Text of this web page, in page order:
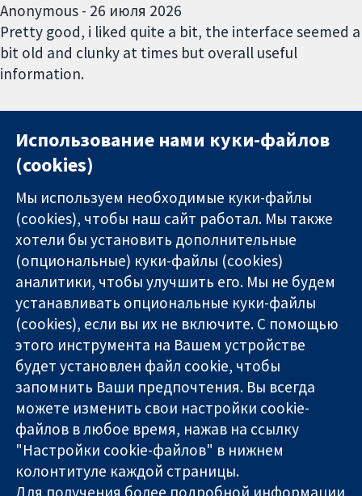
Anonymous - 26 июля 2026
Pretty good, i liked quite a bit, the interface seemed a
bit old and clunky at times but overall useful
information.
1 2 3 4 5 6 7 8 9 …
Надёжные
доказательства
Информированные
решения
Во благо
здоровья
11-13 Cavendish
Square
London
W1G 0AN
United Kingdom
Связаться с
нами
Новости
Пресс-
служба
О нас
Работа
Cochrane
Library
Использование нами куки-файлов
(cookies)
Мы используем необходимые куки-файлы
(cookies), чтобы наш сайт работал. Мы также
хотели бы установить дополнительные
(опциональные) куки-файлы (cookies)
аналитики, чтобы улучшить его. Мы не будем
устанавливать опциональные куки-файлы
(cookies), если вы их не включите. С помощью
этого инструмента на Вашем устройстве
будет установлен файл cookie, чтобы
запомнить Ваши предпочтения. Вы всегда
можете изменить свои настройки cookie-
файлов в любое время, нажав на ссылку
"Настройки cookie-файлов" в нижнем
колонтитуле каждой страницы.
Для получения более подробной информации